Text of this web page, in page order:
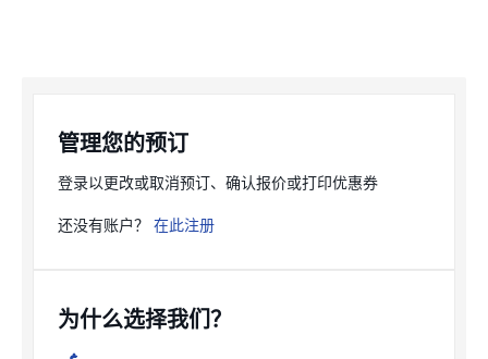
管理您的预订
登录以更改或取消预订、确认报价或打印优惠券
还没有账户？ 在此注册
为什么选择我们？